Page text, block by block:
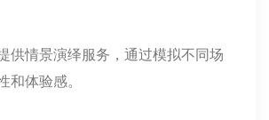
供情景演绎服务，通过模拟不同场
和体验感。